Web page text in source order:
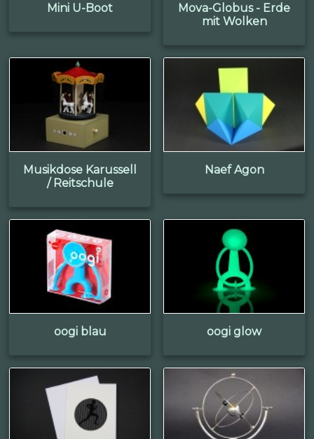
Mini U-Boot
Mova-Globus - Erde
mit Wolken
Musikdose Karussell
/ Reitschule
Naef Agon
oogi blau oogi glow